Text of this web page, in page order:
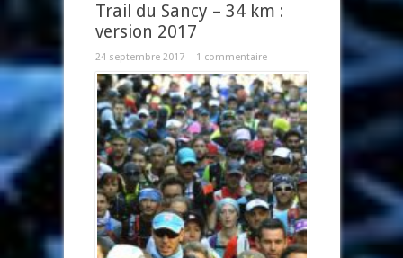
Trail du Sancy – 34 km :
version 2017
24 septembre 2017 1 commentaire